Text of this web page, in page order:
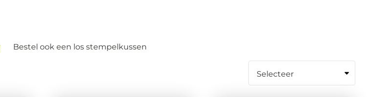
Bestel ook een los stempelkussen